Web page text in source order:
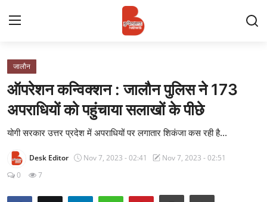
Contact
प्रमुख ख़बर
अपना शहर
जालौन
ऑपरेशन कन्विक्शन : जालौन पुलिस ने 173
अपराधियों को पहुंचाया सलाखों के पीछे
योगी सरकार उत्तर प्रदेश में अपराधियों पर लगातार शिकंजा कस रही है...
Desk Editor Nov 7, 2023 - 02:41
Nov 7, 2023 - 02:51
0
7